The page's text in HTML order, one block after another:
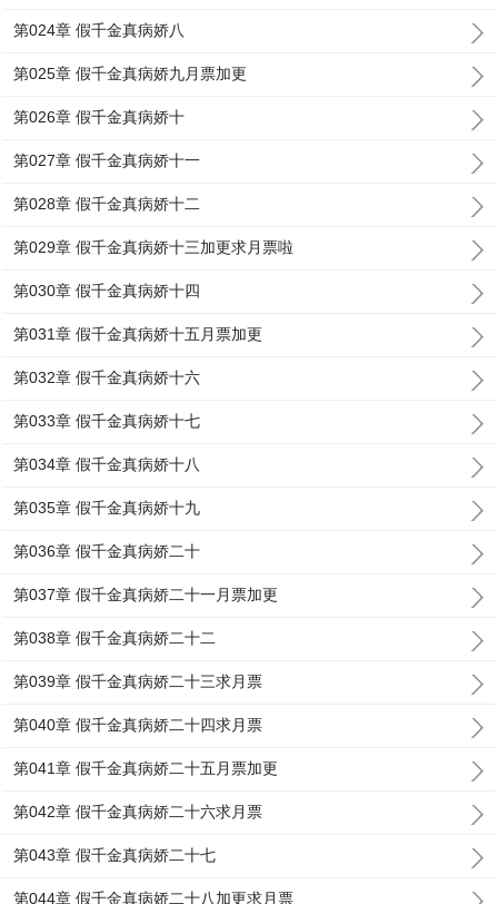
第024章 假千金真病娇八
第025章 假千金真病娇九月票加更
第026章 假千金真病娇十
第027章 假千金真病娇十一
第028章 假千金真病娇十二
第029章 假千金真病娇十三加更求月票啦
第030章 假千金真病娇十四
第031章 假千金真病娇十五月票加更
第032章 假千金真病娇十六
第033章 假千金真病娇十七
第034章 假千金真病娇十八
第035章 假千金真病娇十九
第036章 假千金真病娇二十
第037章 假千金真病娇二十一月票加更
第038章 假千金真病娇二十二
第039章 假千金真病娇二十三求月票
第040章 假千金真病娇二十四求月票
第041章 假千金真病娇二十五月票加更
第042章 假千金真病娇二十六求月票
第043章 假千金真病娇二十七
第044章 假千金真病娇二十八加更求月票